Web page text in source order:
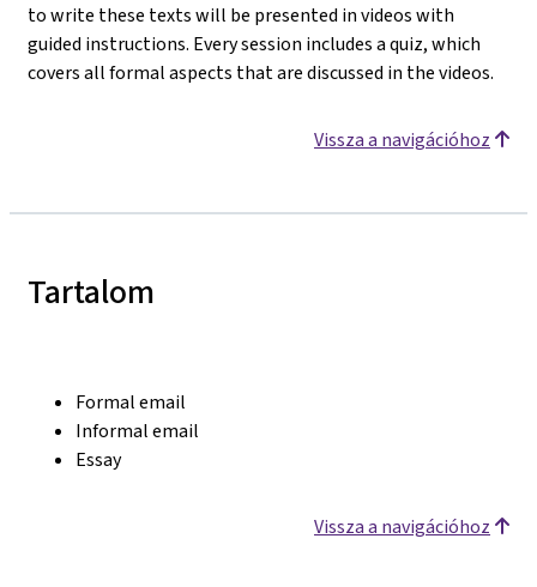
to write these texts will be presented in videos with
guided instructions. Every session includes a quiz, which
covers all formal aspects that are discussed in the videos.
Vissza a navigációhoz
Tartalom
Formal email
Informal email
Essay
Vissza a navigációhoz